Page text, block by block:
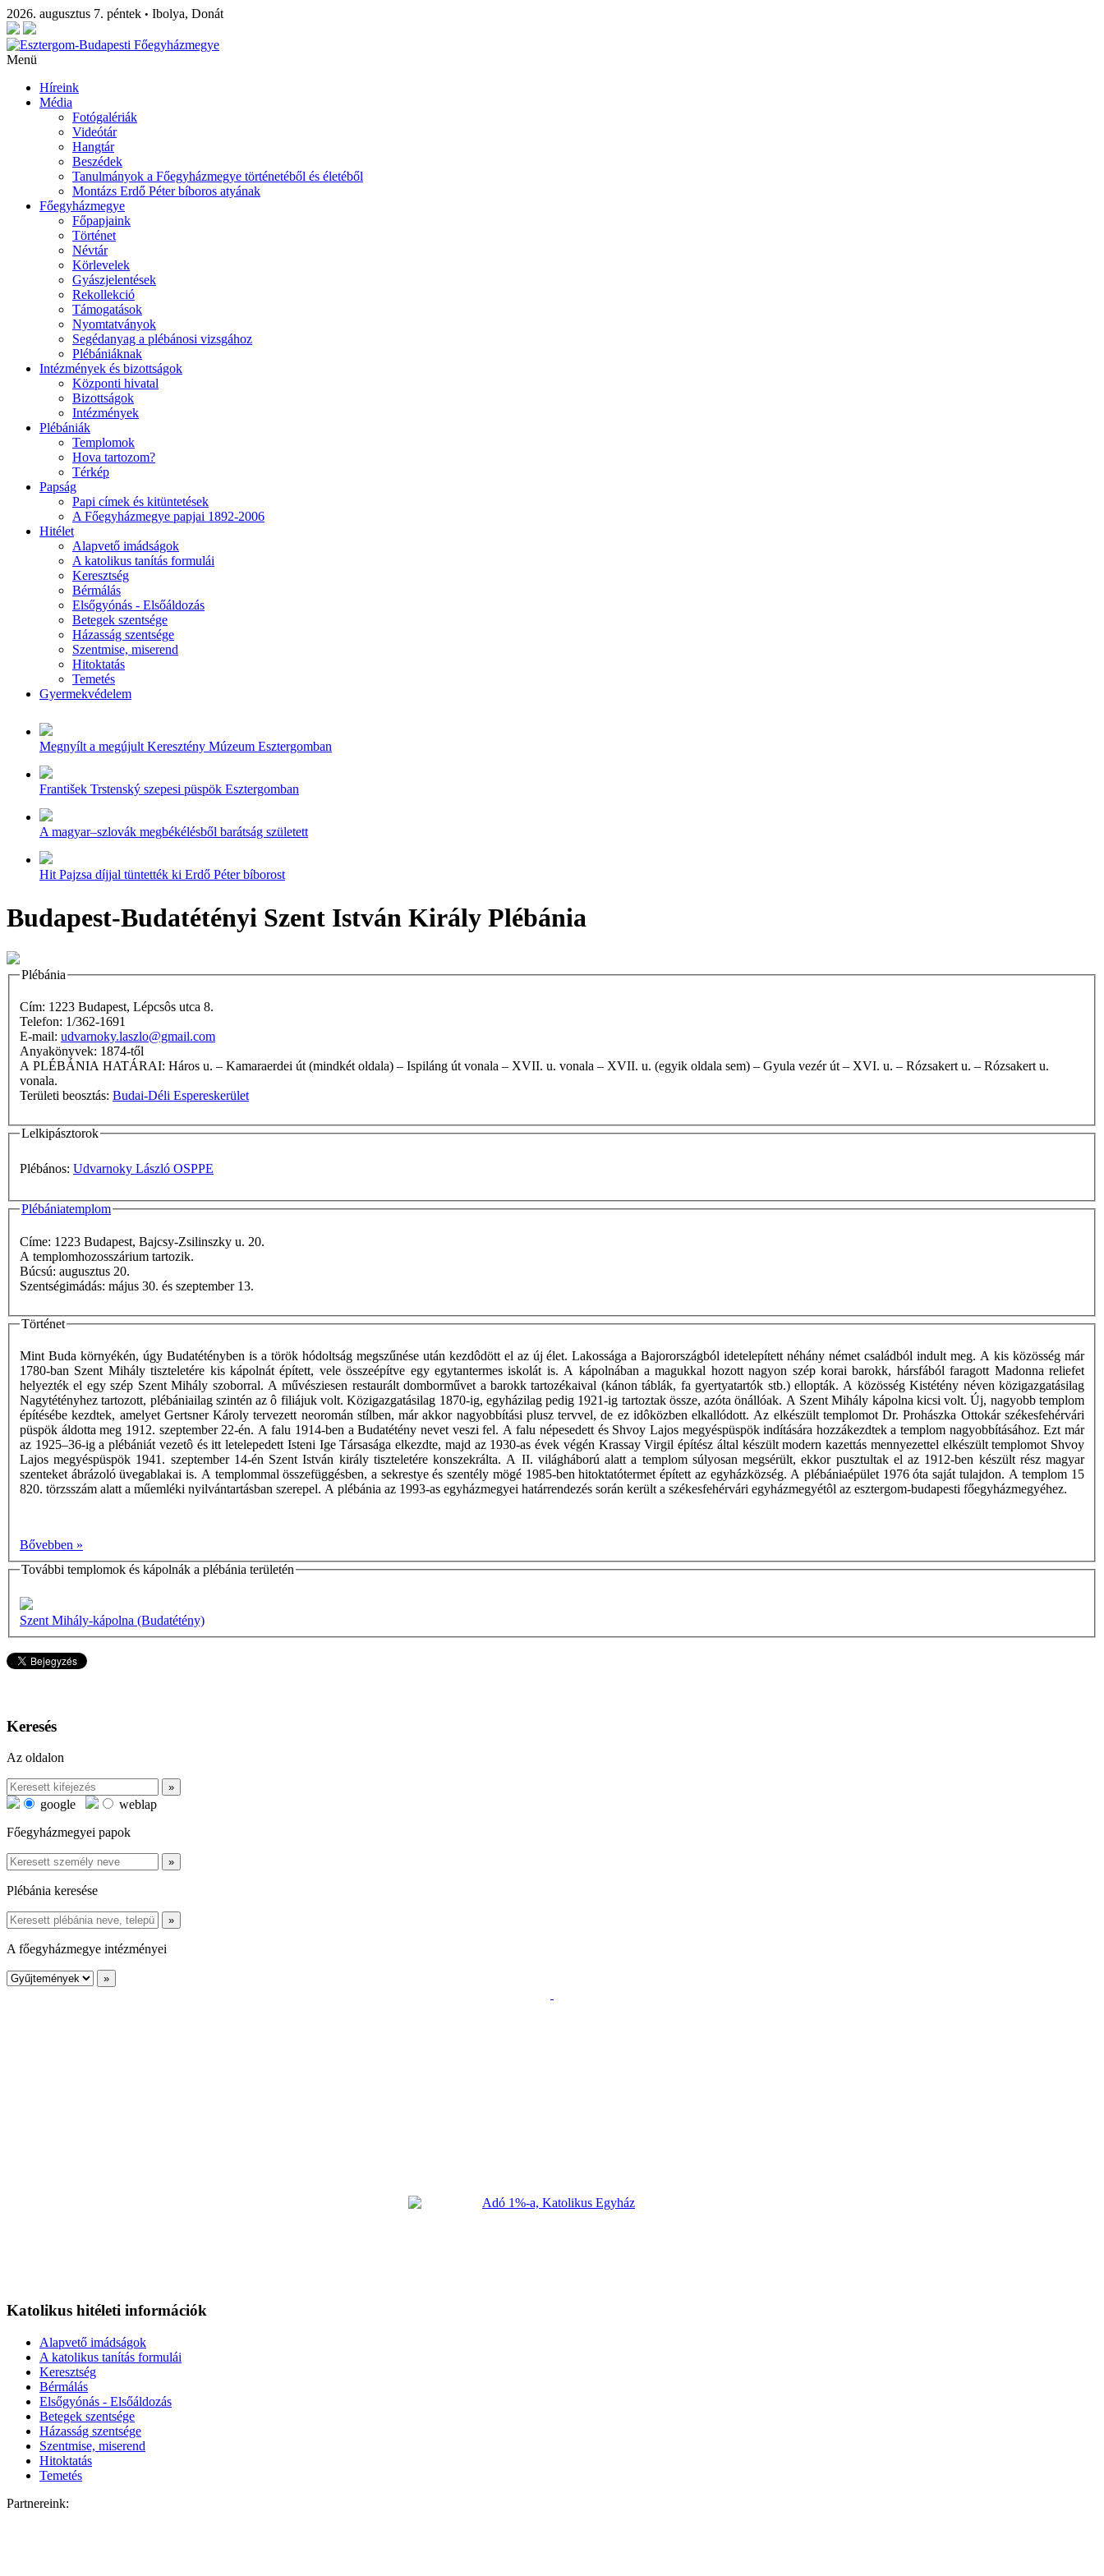
2026. augusztus 7. péntek • Ibolya, Donát
Menü
Híreink
Média
Fotógalériák
Videótár
Hangtár
Beszédek
Tanulmányok a Főegyházmegye történetéből és életéből
Montázs Erdő Péter bíboros atyának
Főegyházmegye
Főpapjaink
Történet
Névtár
Körlevelek
Gyászjelentések
Rekollekció
Támogatások
Nyomtatványok
Segédanyag a plébánosi vizsgához
Plébániáknak
Intézmények és bizottságok
Központi hivatal
Bizottságok
Intézmények
Plébániák
Templomok
Hova tartozom?
Térkép
Papság
Papi címek és kitüntetések
A Főegyházmegye papjai 1892-2006
Hitélet
Alapvető imádságok
A katolikus tanítás formulái
Keresztség
Bérmálás
Elsőgyónás - Elsőáldozás
Betegek szentsége
Házasság szentsége
Szentmise, miserend
Hitoktatás
Temetés
Gyermekvédelem
Megnyílt a megújult Keresztény Múzeum Esztergomban
František Trstenský szepesi püspök Esztergomban
A magyar–szlovák megbékélésből barátság született
Hit Pajzsa díjjal tüntették ki Erdő Péter bíborost
Budapest-Budatétényi Szent István Király Plébánia
Plébánia
Cím: 1223 Budapest, Lépcsôs utca 8.
Telefon: 1/362-1691
E-mail: udvarnoky.laszlo@gmail.com
Anyakönyvek: 1874-től
A PLÉBÁNIA HATÁRAI: Háros u. – Kamaraerdei út (mindkét oldala) – Ispiláng út vonala – XVII. u. vonala – XVII. u. (egyik oldala sem) – Gyula vezér út – XVI. u. – Rózsakert u. – Rózsakert u.
vonala.
Területi beosztás: Budai-Déli Espereskerület
Lelkipásztorok
Plébános: Udvarnoky László OSPPE
Plébániatemplom
Címe: 1223 Budapest, Bajcsy-Zsilinszky u. 20.
A templomhozosszárium tartozik.
Búcsú: augusztus 20.
Szentségimádás: május 30. és szeptember 13.
Történet
Mint Buda környékén, úgy Budatétényben is a török hódoltság megszűnése után kezdôdött el az új élet. Lakossága a Bajorországból idetelepített néhány német családból indult meg. A kis közösség már
1780-ban Szent Mihály tiszteletére kis kápolnát épített, vele összeépítve egy egytantermes iskolát is. A kápolnában a magukkal hozott nagyon szép korai barokk, hársfából faragott Madonna reliefet
helyezték el egy szép Szent Mihály szoborral. A művésziesen restaurált domborművet a barokk tartozékaival (kánon táblák, fa gyertyatartók stb.) ellopták. A közösség Kistétény néven közigazgatásilag
Nagytétényhez tartozott, plébániailag szintén az ô filiájuk volt. Közigazgatásilag 1870-ig, egyházilag pedig 1921-ig tartoztak össze, azóta önállóak. A Szent Mihály kápolna kicsi volt. Új, nagyobb templom
építésébe kezdtek, amelyet Gertsner Károly tervezett neoromán stílben, már akkor nagyobbítási plusz tervvel, de ez idôközben elkallódott. Az elkészült templomot Dr. Prohászka Ottokár székesfehérvári
püspök áldotta meg 1912. szeptember 22-én. A falu 1914-ben a Budatétény nevet veszi fel. A falu népesedett és Shvoy Lajos megyéspüspök indítására hozzákezdtek a templom nagyobbításához. Ezt már
az 1925–36-ig a plébániát vezetô és itt letelepedett Isteni Ige Társasága elkezdte, majd az 1930-as évek végén Krassay Virgil építész által készült modern kazettás mennyezettel elkészült templomot Shvoy
Lajos megyéspüspök 1941. szeptember 14-én Szent István király tiszteletére konszekrálta. A II. világháború alatt a templom súlyosan megsérült, ekkor pusztultak el az 1912-ben készült rész magyar
szenteket ábrázoló üvegablakai is. A templommal összefüggésben, a sekrestye és szentély mögé 1985-ben hitoktatótermet épített az egyházközség. A plébániaépület 1976 óta saját tulajdon. A templom 15
820. törzsszám alatt a műemléki nyilvántartásban szerepel. A plébánia az 1993-as egyházmegyei határrendezés során került a székesfehérvári egyházmegyétôl az esztergom-budapesti főegyházmegyéhez.
Bővebben »
További templomok és kápolnák a plébánia területén
Szent Mihály-kápolna (Budatétény)
Keresés
Az oldalon
google
weblap
Főegyházmegyei papok
Plébánia keresése
A főegyházmegye intézményei
Katolikus hitéleti információk
Alapvető imádságok
A katolikus tanítás formulái
Keresztség
Bérmálás
Elsőgyónás - Elsőáldozás
Betegek szentsége
Házasság szentsége
Szentmise, miserend
Hitoktatás
Temetés
Partnereink: